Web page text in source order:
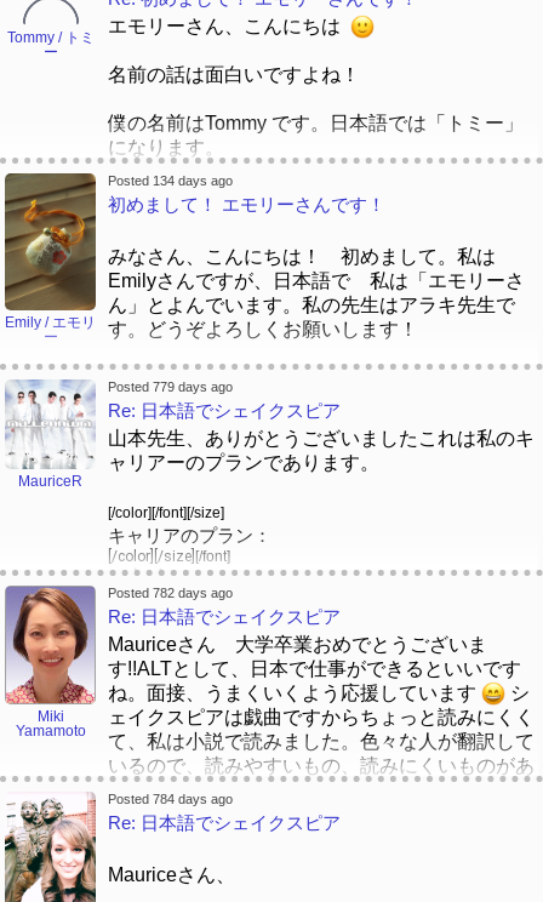
私わカルフォルニアにすんでいます。日本語で
「Los Angeles」は「ロサンゼルス」になりま
す。ぜ！言語はおもしろいですよね。
なかの先生 、こんばんは！たぶんいま… おはよ
うございますか。日本で、「朝」は何時から初め
ますか。
あ、マリエーちゃんはおなじ問題ありました。た
時々苗字もちょっとむずかしいでした。アメリカ
人は「う」を見て、「ゆ」をいいますね。マリエ
ーちゃんは、「でも、私の名前中で「ゆ」がじゃ
ない！」と言いました。
１９９０ｓではアメリカに日本語の名前と言葉が
むずかしいと思います。今は、そのときよりやさ
しいです。
皆さん、どうおもいますか。
「ホセ」と言いましたから、時々それも使ってい
ます。
一緒に、頑張って、日本語を勉強しましょう！
よろしくお願いします！
ジョゼ
Tommy / トミ
ー
エモリーさん、こんにちは
名前の話は面白いですよね！
僕の名前はTommy です。日本語では「トミー」
になります。
東京で日本語学校に通っている時に、自分の名前
を書くように教えられました。先生たちは、皆さ
んの名前を聞いて、カタカナで書いていました。
「 Tommy」と呼んだ後で、先生は「いい名前、
簡単ですね」と嬉しい声で言いたが、名前を書き
ながら、突然止まって、もっと考え始まりまし
た。「トミ」か「トーミ」か「トミー」と一緒に
考えまして、「トミーは一番いい書き方ですね」
と先生は笑いながら言った。
それから、日本語で、名前は「トミー」になりま
と思いますね。
よろしくお願いします！
トミー
Emily / エモリ
ー
Posted 134 days ago
初めまして！ エモリーさんです！
みなさん、こんにちは！ 初めまして。私は
Emilyさんですが、日本語で 私は「エモリーさ
ん」とよんでいます。私の先生はアラキ先生で
す。どうぞよろしくお願いします！
どうして 私は「エモリー」とよんでいますか。
ま！小さい話の時間ですよね！
子どもの時、小学校で仲良しを会いました。お名
前は「マリエーちゃん」でした。マリエーちゃん
マリエーちゃんのお母さんは日本語だけ話してい
ました。英語で「Emily」は 「E-muh-lee」です
よね。「Muh」の音は日本語でじゃありませんか
ら、そうして、マリエーちゃんのお母さんは 私
に「エモリー」とよんでいました。その時から、
この名前はとくべつと思いました。＜３
みなさん、日本語の名前はなんですか。どうして
えらびました。話はお願いします！ ありがとう
ございます！
MauriceR
Posted 779 days ago
Re: 日本語でシェイクスピア
山本先生、ありがとうございましたこれは私のキ
ャリアーのプランであります。
[/color][/font][/size]
キャリアのプラン：
[/color][/size][/font]
一歩ずつ
[/color] [/size][/font]
一回目。私は「Massage Bliss」としてのサロンで働
きながら、日本に英語が教える仕事を申し込みま
す。
[/color][/size]
[/font]
二回目。英語が教えている友達にとって、英語が教える仕事に入
れてから、おそらく来年４月に日本に行くはずです[/size][/color]
[/font]
[/color][/size] [/font]
三回目。英語が教える仕事に努めながら、N3からN2
にかけての日本語能力試験を受験して、合格しま
す。もしかして、N1という能力試験も合格するかも
[/color][/size] [/font]
Miki
Yamamoto
Posted 782 days ago
Re: 日本語でシェイクスピア
Mauriceさん 大学卒業おめでとうございま
す!!ALTとして、日本で仕事ができるといいです
ね。面接、うまくいくよう応援しています
シ
ェイクスピアは戯曲ですからちょっと読みにくく
て、私は小説で読みました。色々な人が翻訳して
いるので、読みやすいもの、読みにくいものがあ
ります。Mauriceさんの気に入ったものが見つか
るといいですね。Carlyさん宝塚がお好きです
か。私の祖父母が宝塚に住んでいたので、小さい
頃大劇場に何回か行った記憶があります。今は配
信で、海外在住の人でも見られるのでしょうか。
Posted 784 days ago
Re: 日本語でシェイクスピア
Mauriceさん、